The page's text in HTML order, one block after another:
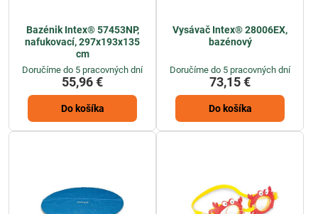
Bazénik Intex® 57453NP,
nafukovací, 297x193x135
cm
Doručíme do 5 pracovných dní
55,96 €
Do košíka
Vysávač Intex® 28006EX,
bazénový
Doručíme do 5 pracovných dní
73,15 €
Do košíka